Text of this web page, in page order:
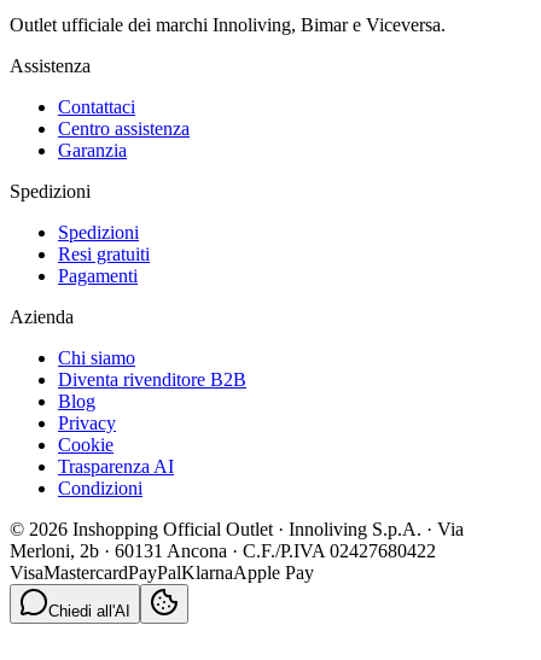
Outlet ufficiale dei marchi Innoliving, Bimar e Viceversa.
Assistenza
Contattaci
Centro assistenza
Garanzia
Spedizioni
Spedizioni
Resi gratuiti
Pagamenti
Azienda
Chi siamo
Diventa rivenditore B2B
Blog
Privacy
Cookie
Trasparenza AI
Condizioni
© 2026 Inshopping Official Outlet · Innoliving S.p.A. · Via
Merloni, 2b · 60131 Ancona · C.F./P.IVA 02427680422
VisaMastercardPayPalKlarnaApple Pay
Chiedi all'AI